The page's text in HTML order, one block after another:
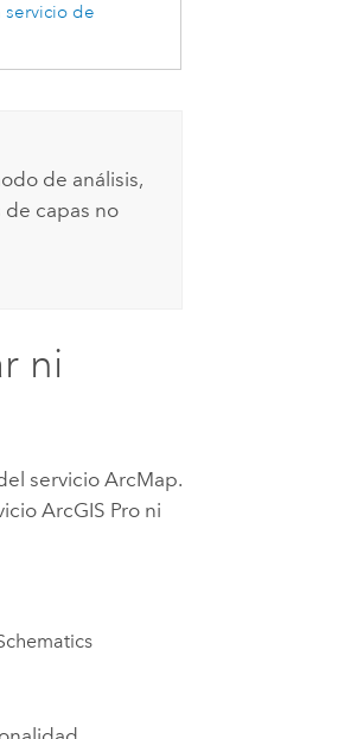
servicio de
de análisis,
capas no
ni
servicioArcMap.
ArcGIS Pro ni